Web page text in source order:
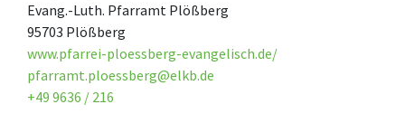
Evang.-Luth. Pfarramt Plößberg
95703 Plößberg
www.pfarrei-ploessberg-evangelisch.de/
pfarramt.ploessberg@elkb.de
+49 9636 / 216